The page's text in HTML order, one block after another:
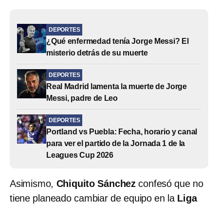
DEPORTES
¿Qué enfermedad tenía Jorge Messi? El
misterio detrás de su muerte
DEPORTES
Real Madrid lamenta la muerte de Jorge
Messi, padre de Leo
DEPORTES
Portland vs Puebla: Fecha, horario y canal
para ver el partido de la Jornada 1 de la
Leagues Cup 2026
Asimismo, Chiquito Sánchez confesó que no
tiene planeado cambiar de equipo en la Liga